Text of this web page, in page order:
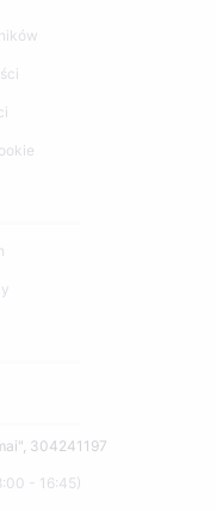
304241197
- 16:45)